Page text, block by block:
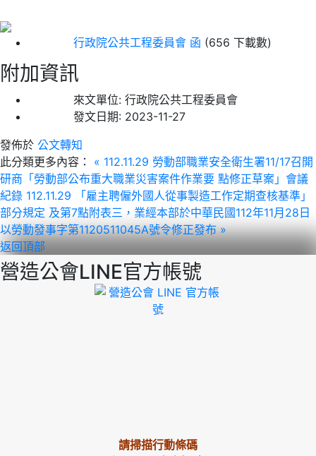
行政院公共工程委員會 函 (656 下載數)
附加資訊
來文單位: 行政院公共工程委員會
發文日期: 2023-11-27
發佈於 公文轉知
此分類更多內容：
« 112.11.29 勞動部職業安全衛生署11/17召開
研商「勞動部公布重大職業災害案件作業要 點修正草案」會議
紀錄 112.11.29 「雇主聘僱外國人從事製造工作定期查核基準」
部分規定 及第7點附表三，業經本部於中華民國112年11月28日
以勞動發事字第1120511045A號令修正發布 »
返回頂部
營造公會LINE官方帳號
請掃描行動條碼